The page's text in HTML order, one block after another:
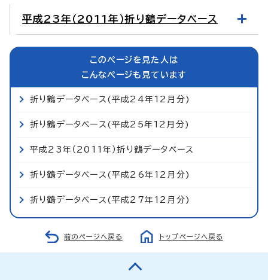
平成23年（2011年）折り鶴データベース
このページを見た人は
こんなページも見ています
折り鶴データベース(平成24年12月分)
折り鶴データベース(平成25年12月分)
平成23年（2011年）折り鶴データベース
折り鶴データベース(平成26年12月分)
折り鶴データベース(平成27年12月分)
前のページへ戻る トップページへ戻る